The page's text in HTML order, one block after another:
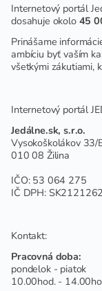
Internetový portál
dosahuje okolo 45
Prinášame
ambíciu byť vaším
všetkými zákutiami,
Internetový portál
Jedálne.sk, s.r.o.
Vysokoškolákov 33/
010 08 Žilina
IČO: 53 064 275
IČ DPH:
Kontakt:
Pracovná doba:
pondelok - piatok
10.00hod. -